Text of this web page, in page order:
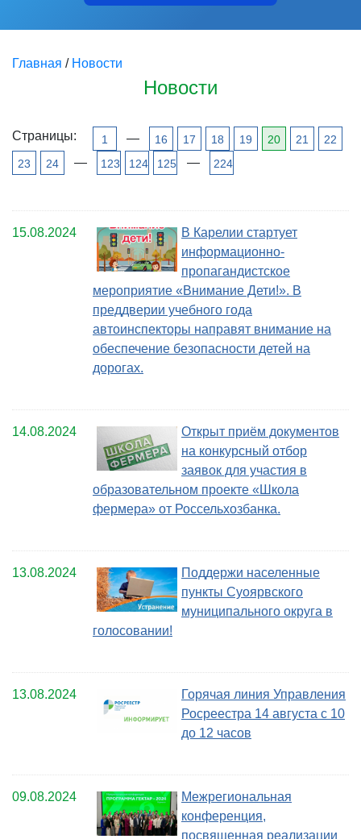
Главная / Новости
Новости
Страницы: 1 — 16 17 18 19 20 21
22
23
24 — 123 124 125 — 224
15.08.2024
В Карелии стартует
информационно-
пропагандистское
мероприятие «Внимание Дети!». В
преддверии учебного года
автоинспекторы направят внимание на
обеспечение безопасности детей на
дорогах.
14.08.2024
Открыт приём документов
на конкурсный отбор
заявок для участия в
образовательном проекте «Школа
фермера» от Россельхозбанка.
13.08.2024
Поддержи населенные
пункты Суоярвского
муниципального округа в
голосовании!
13.08.2024
Горячая линия Управления
Росреестра 14 августа с 10
до 12 часов
09.08.2024
Межрегиональная
конференция,
посвященная реализации